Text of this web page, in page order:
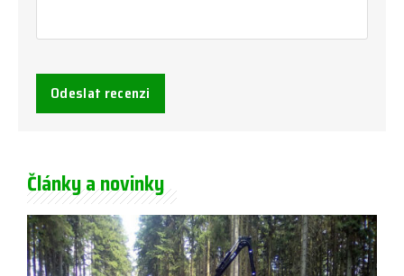
Odeslat recenzi
Články a novinky